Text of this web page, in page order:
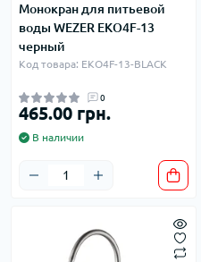
Монокран для питьевой
воды WEZER EKO4F-13
черный
Код товара: EKO4F-13-BLACK
0
465.00 грн.
В наличии